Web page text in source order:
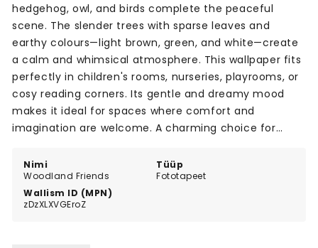
Nimi
Woodland Friends
Tüüp
Fototapeet
Wallism ID (MPN)
zDzXLXVGEroZ
hedgehog, owl, and birds complete the peaceful
scene. The slender trees with sparse leaves and
earthy colours—light brown, green, and white—create
a calm and whimsical atmosphere. This wallpaper fits
perfectly in children's rooms, nurseries, playrooms, or
cosy reading corners. Its gentle and dreamy mood
makes it ideal for spaces where comfort and
imagination are welcome. A charming choice for